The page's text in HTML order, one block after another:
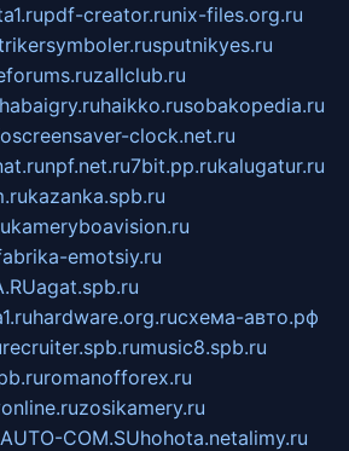
pdf-creator.runix-files.org.ru
sputnikyes.ru
zallclub.ru
habaigry.ruhaikko.rusobakopedia.ru
screensaver-clock.net.ru
npf.net.ru7bit.pp.rukalugatur.ru
kazanka.spb.ru
kameryboavision.ru
emotsiy.ru
agat.spb.ru
hardware.org.ruсхема-авто.рф
recruiter.spb.rumusic8.spb.ru
romanofforex.ru
zosikamery.ru
AUTO-COM.SUhohota.netalimy.ru